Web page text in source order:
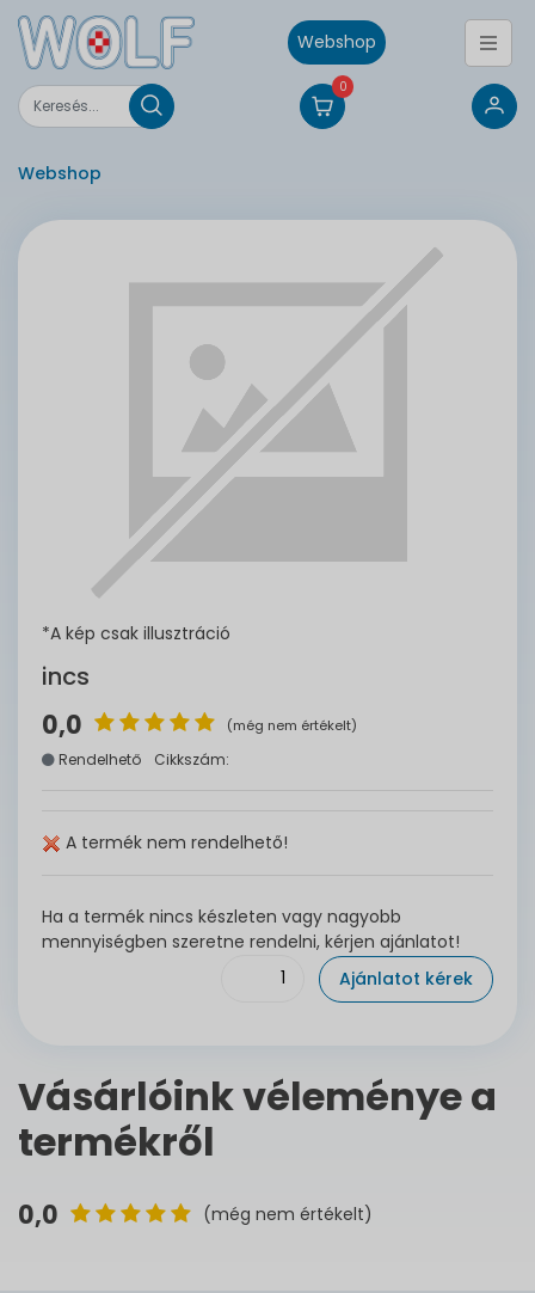
Webshop
0
Webshop
*A kép csak illusztráció
incs
0,0 (még nem értékelt)
Rendelhető Cikkszám:
A termék nem rendelhető!
Ha a termék nincs készleten vagy nagyobb
mennyiségben szeretne rendelni, kérjen ajánlatot!
Ajánlatot kérek
Vásárlóink véleménye a
termékről
0,0 (még nem értékelt)